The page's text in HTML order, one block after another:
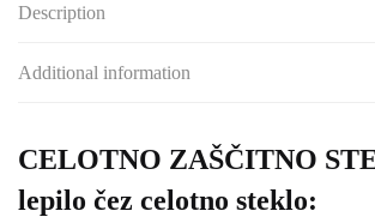
Description
Additional information
CELOTNO ZAŠČITNO
lepilo čez celotno steklo: